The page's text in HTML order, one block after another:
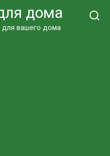
дома
для вашего дома